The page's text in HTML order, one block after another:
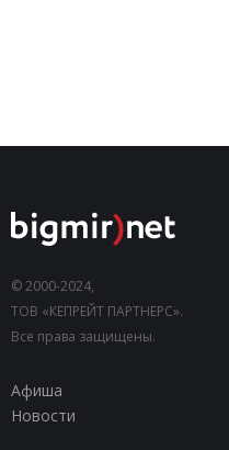
© 2000-2024,
ТОВ «КЕПРЕЙТ ПАРТНЕРС».
Все права защищены.
Афиша
Новости